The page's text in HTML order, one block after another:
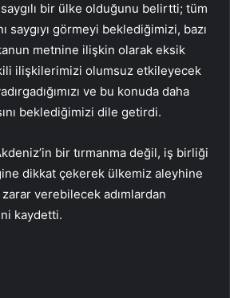
bir ülke olduğunu belirtti; tüm
saygıyı görmeyi beklediğimizi, bazı
metnine ilişkin olarak eksik
ilişkilerimizi olumsuz etkileyecek
ve bu konuda daha
beklediğimizi dile getirdi.
bir tırmanma değil, iş birliği
dikkat çekerek ülkemiz aleyhine
verebilecek adımlardan
kaydetti.